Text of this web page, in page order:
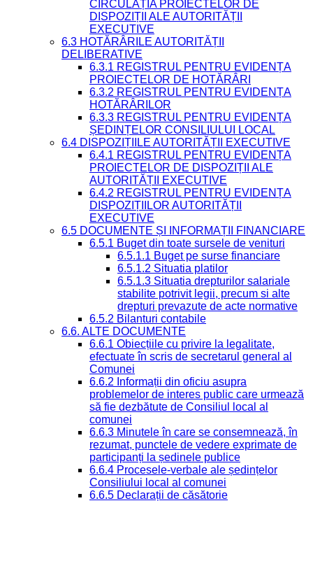
CIRCULAȚIA PROIECTELOR DE
DISPOZIȚII ALE AUTORITĂȚII
EXECUTIVE
6.3 HOTĂRÂRILE AUTORITĂȚII
DELIBERATIVE
6.3.1 REGISTRUL PENTRU EVIDENȚA
PROIECTELOR DE HOTĂRÂRI
6.3.2 REGISTRUL PENTRU EVIDENȚA
HOTĂRÂRILOR
6.3.3 REGISTRUL PENTRU EVIDENȚA
ȘEDINȚELOR CONSILIULUI LOCAL
6.4 DISPOZIȚIILE AUTORITĂȚII EXECUTIVE
6.4.1 REGISTRUL PENTRU EVIDENȚA
PROIECTELOR DE DISPOZIȚII ALE
AUTORITĂȚII EXECUTIVE
6.4.2 REGISTRUL PENTRU EVIDENȚA
DISPOZIȚIILOR AUTORITĂȚII
EXECUTIVE
6.5 DOCUMENTE ȘI INFORMAȚII FINANCIARE
6.5.1 Buget din toate sursele de venituri
6.5.1.1 Buget pe surse financiare
6.5.1.2 Situatia platilor
6.5.1.3 Situatia drepturilor salariale
stabilite potrivit legii, precum si alte
drepturi prevazute de acte normative
6.5.2 Bilanturi contabile
6.6. ALTE DOCUMENTE
6.6.1 Obiecțiile cu privire la legalitate,
efectuate în scris de secretarul general al
Comunei
6.6.2 Informații din oficiu asupra
problemelor de interes public care urmează
să fie dezbătute de Consiliul local al
comunei
6.6.3 Minutele în care se consemnează, în
rezumat, punctele de vedere exprimate de
participanți la ședinele publice
6.6.4 Procesele-verbale ale ședințelor
Consiliului local al comunei
6.6.5 Declarații de căsătorie